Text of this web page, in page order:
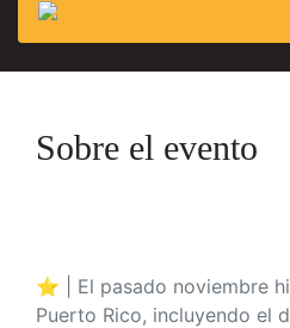
Sobre el evento
⭐ |
El pasado noviembre
Puerto Rico, incluyendo el